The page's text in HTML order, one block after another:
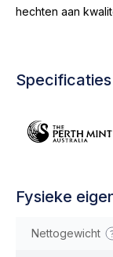
hechten aan
Specificaties
Fysieke
Nettogewicht